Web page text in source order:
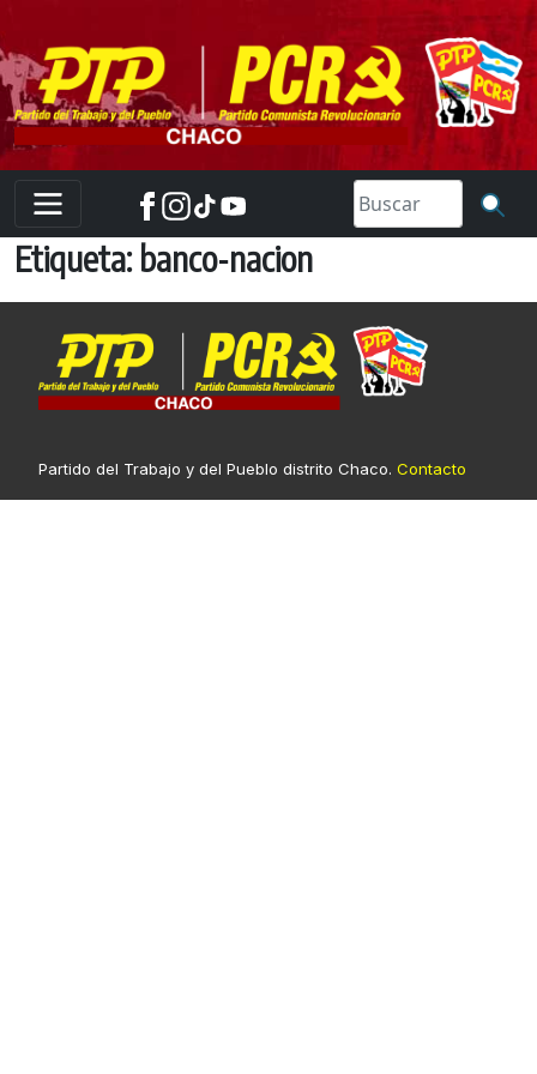
to
content
Etiqueta:banco-nacion
Partido del Trabajo y del Pueblo distrito Chaco. Contacto